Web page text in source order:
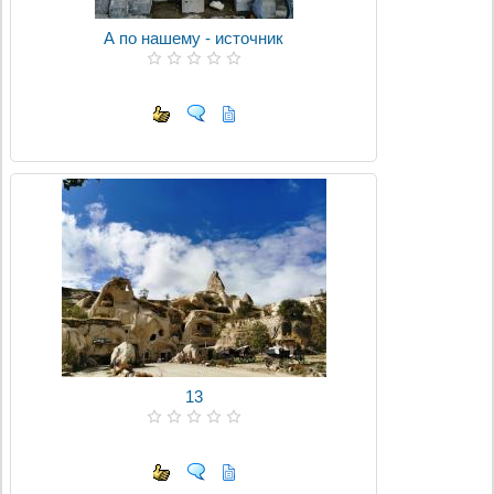
А по нашему - источник
13